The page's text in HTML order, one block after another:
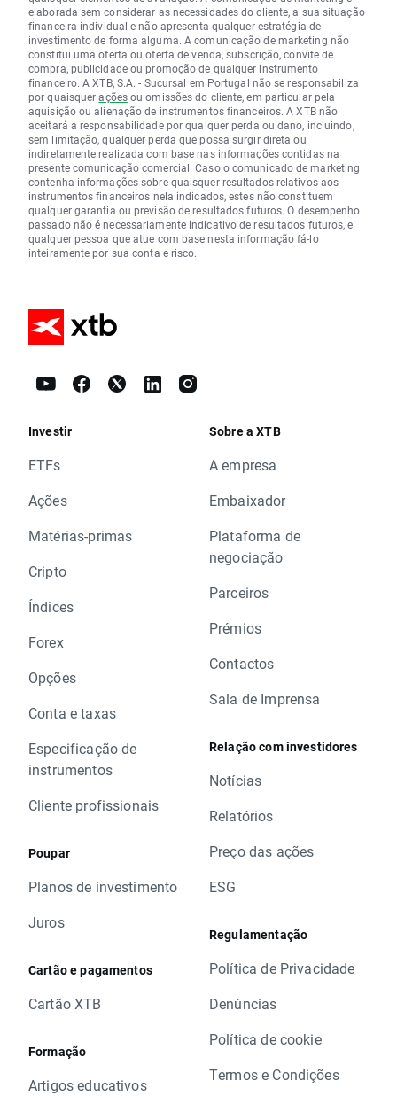
elaborada sem considerar as necessidades do cliente, a sua situação
financeira individual e não apresenta qualquer estratégia de
investimento de forma alguma. A comunicação de marketing não
constitui uma oferta ou oferta de venda, subscrição, convite de
compra, publicidade ou promoção de qualquer instrumento
financeiro. A XTB, S.A. - Sucursal em Portugal não se responsabiliza
por quaisqueraçõesou omissões do cliente, em particular pela
aquisição ou alienação de instrumentos financeiros. A XTB não
aceitará a responsabilidade por qualquer perda ou dano, incluindo,
sem limitação, qualquer perda que possa surgir direta ou
indiretamente realizada com base nas informações contidas na
presente comunicação comercial. Caso o comunicado de marketing
contenha informações sobre quaisquer resultados relativos aos
instrumentos financeiros nela indicados, estes não constituem
qualquer garantia ou previsão de resultados futuros. O desempenho
passado não é necessariamente indicativo de resultados futuros, e
qualquer pessoa que atue com base nesta informação fá-lo
inteiramente por sua conta e risco.
Investir
ETFs
Ações
Matérias-primas
Cripto
Índices
Forex
Opções
Conta e taxas
Especificação de
instrumentos
Cliente profissionais
Poupar
Planos de investimento
Juros
Cartão e pagamentos
Cartão XTB
Formação
Artigos educativos
Sobre a XTB
A empresa
Embaixador
Plataforma de
negociação
Parceiros
Prémios
Contactos
Sala de Imprensa
Relação com investidores
Notícias
Relatórios
Preço das ações
ESG
Regulamentação
Política de Privacidade
Denúncias
Política de cookie
Termos e Condições